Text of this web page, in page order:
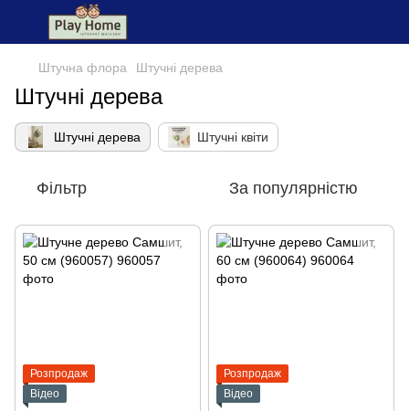
Штучна флора Штучні дерева
Штучні дерева
Штучні дерева Штучні квіти
Фільтр За популярністю
Розпродаж
Відео
Розпродаж
Відео